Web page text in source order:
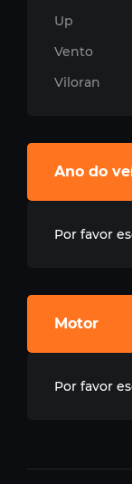
Up
Vento
Viloran
Ano do
Por favor
Motor
Por favor